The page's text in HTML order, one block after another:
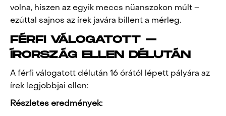
volna, hiszen az egyik meccs nüanszokon múlt –
ezúttal sajnos az írek javára billent a mérleg.
FÉRFI VÁLOGATOTT –
ÍRORSZÁG ELLEN DÉLUTÁN
A férfi válogatott délután 16 órától lépett pályára az
írek legjobbjai ellen:
Részletes eredmények: